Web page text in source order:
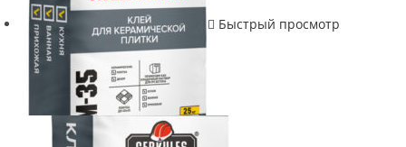
Быстрый просмотр